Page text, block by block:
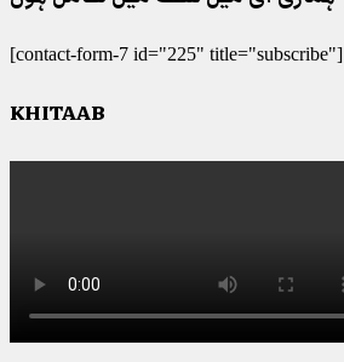
[contact-form-7 id="225" title="subscribe"]
KHITAAB